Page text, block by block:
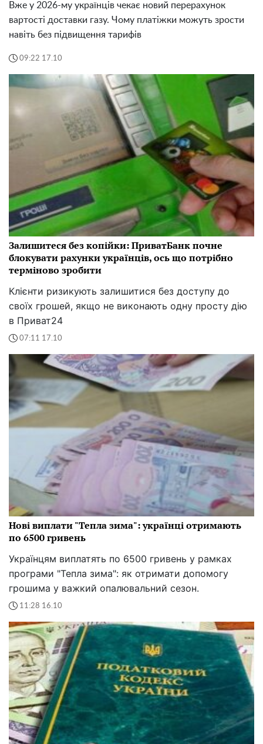
Вже у 2026-му українців чекає новий перерахунок
вартості доставки газу. Чому платіжки можуть зрости
навіть без підвищення тарифів
09:22 17.10
Залишитеся без копійки: ПриватБанк почне
блокувати рахунки українців, ось що потрібно
терміново зробити
Клієнти ризикують залишитися без доступу до
своїх грошей, якщо не виконають одну просту дію
в Приват24
07:11 17.10
Нові виплати "Тепла зима": українці отримають
по 6500 гривень
Українцям виплатять по 6500 гривень у рамках
програми "Тепла зима": як отримати допомогу
грошима у важкий опалювальний сезон.
11:28 16.10